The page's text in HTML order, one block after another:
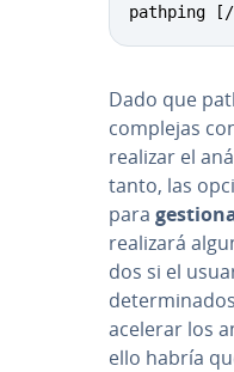
pathping
Dado que
complejas
realizar el
tanto, las
para
realizará
dos si el
acelerar los
ello habría